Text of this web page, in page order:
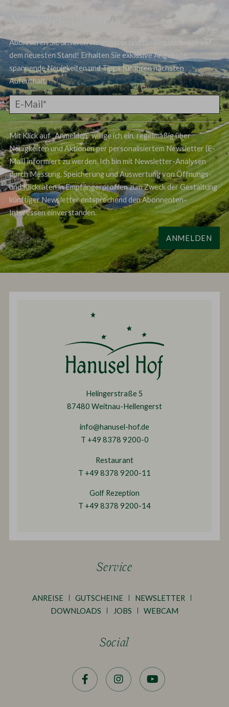
Newsletter-Anmeldung
Abonnieren Sie unseren Newsletter und bleiben Sie immer auf
dem neuesten Stand! Erhalten Sie exklusive Angebote,
spannende Neuigkeiten und Tipps für Ihren nächsten
Aufenthalt.
Mit Klick auf „Anmelden“ willige ich ein, regelmäßig über
Neuigkeiten und Aktionen per personalisiertem Newsletter (E-
Mail) informiert zu werden. Ich bin mit Newsletter-Analysen
durch Messung, Speicherung und Auswertung von Öffnungs-
und Klickraten in Empfängerprofilen zum Zweck der Gestaltung
künftiger Newsletter entsprechend den Abonnenten-
Interessen einverstanden.
ANMELDEN
Helingerstraße 5
87480 Weitnau-Hellengerst
info@hanusel-hof.de
T +49 8378 9200-0
Restaurant
T +49 8378 9200-11
Golf Rezeption
T +49 8378 9200-14
Service
ANREISE GUTSCHEINE
NEWSLETTER
DOWNLOADS
JOBS WEBCAM
Social
Facebook Instagram